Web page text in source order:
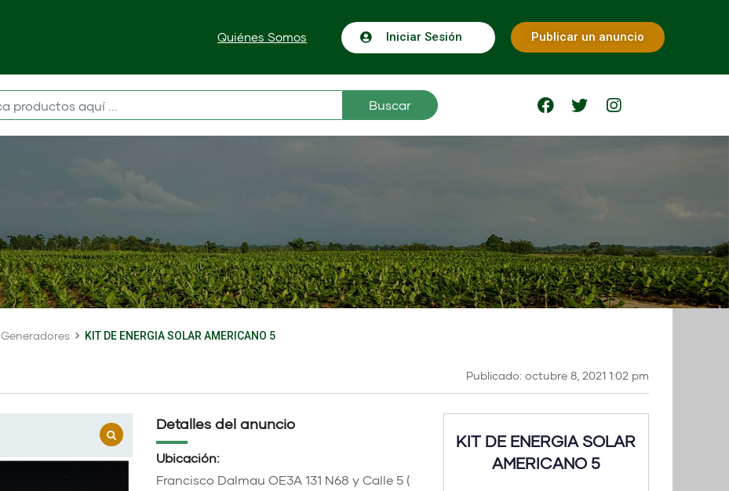
Quiénes Somos Iniciar Sesión Publicar un anuncio
Buscar
Generadores KIT DE ENERGIA SOLAR AMERICANO 5
Publicado: octubre 8, 2021 1:02 pm
Detalles del anuncio
Ubicación:
Francisco Dalmau OE3A 131 N68 y Calle 5 (
KIT DE ENERGIA SOLAR
AMERICANO 5